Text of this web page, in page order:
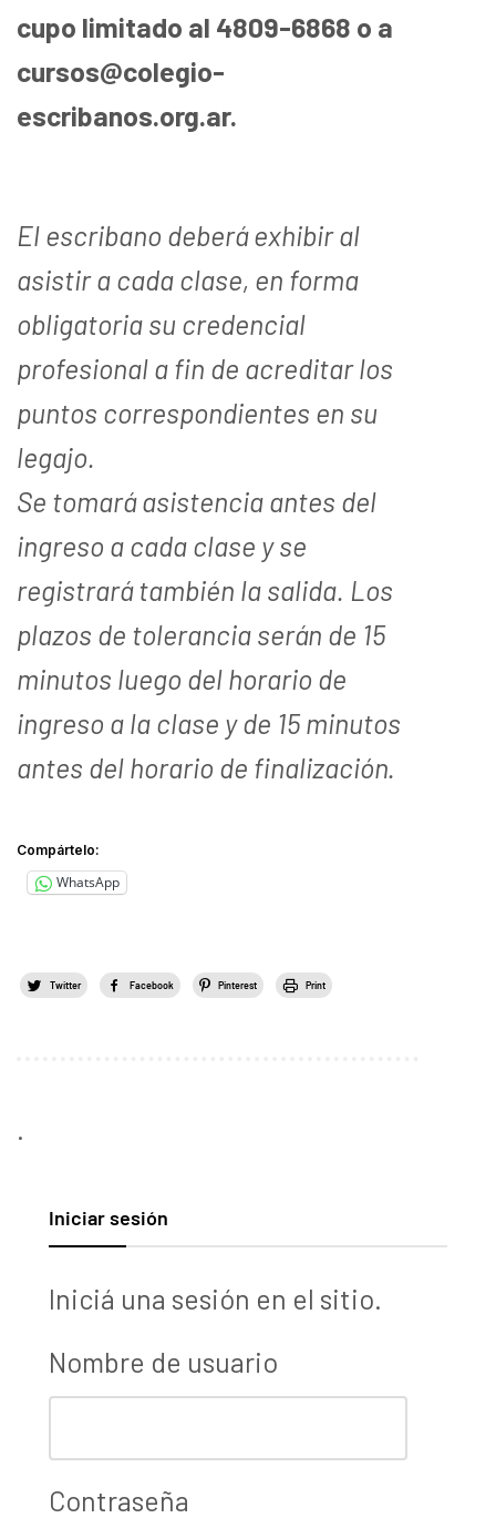
cupo limitado al 4809-6868 o a
cursos@colegio-
escribanos.org.ar.
El escribano deberá exhibir al
asistir a cada clase, en forma
obligatoria su credencial
profesional a fin de acreditar los
puntos correspondientes en su
legajo.
Se tomará asistencia antes del
ingreso a cada clase y se
registrará también la salida. Los
plazos de tolerancia serán de 15
minutos luego del horario de
ingreso a la clase y de 15 minutos
antes del horario de finalización.
Compártelo:
WhatsApp
Twitter Facebook Pinterest Print
.
Iniciar sesión
Iniciá una sesión en el sitio.
Nombre de usuario
Contraseña